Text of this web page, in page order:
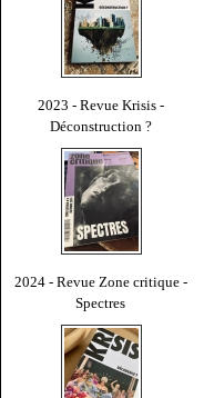
2023 - Revue Krisis -
Déconstruction ?
2024 - Revue Zone critique -
Spectres